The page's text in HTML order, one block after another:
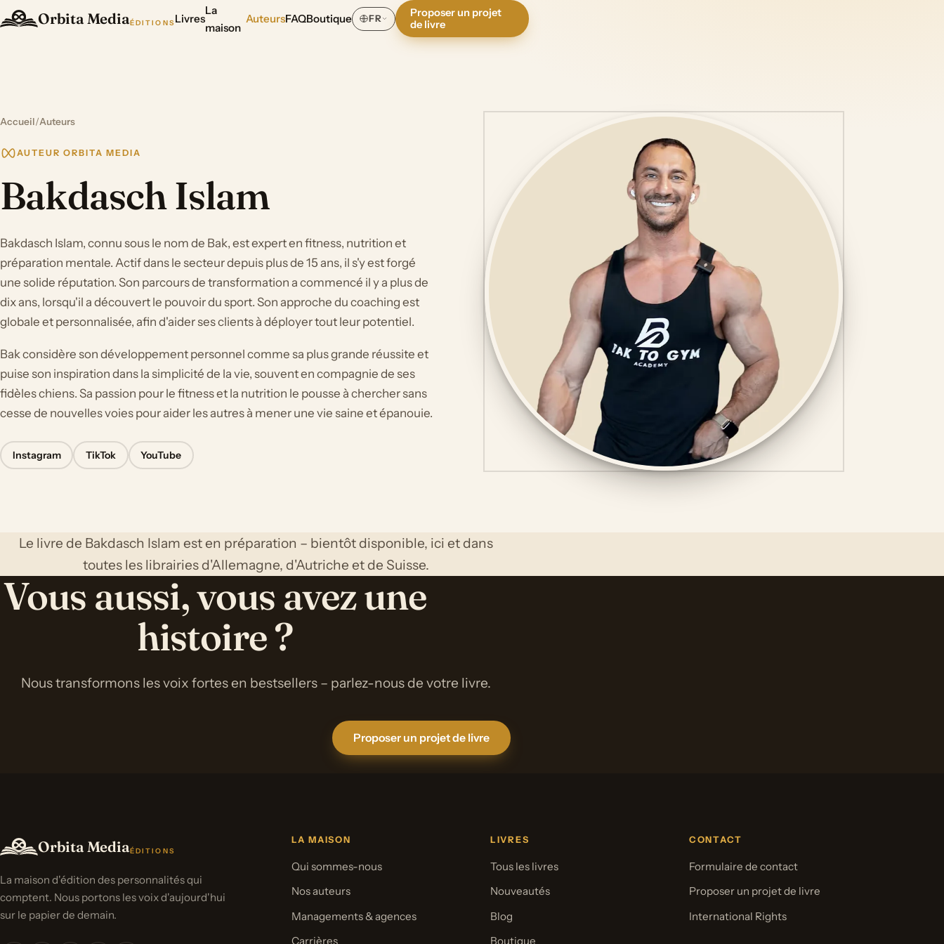
Orbita MediaÉDITIONS Livres
La
maison
AuteursFAQBoutique FR
Proposer un projet
de livre
Accueil/Auteurs
AUTEUR ORBITA MEDIA
Bakdasch Islam
Bakdasch Islam, connu sous le nom de Bak, est expert en fitness, nutrition et
préparation mentale. Actif dans le secteur depuis plus de 15 ans, il s'y est forgé
une solide réputation. Son parcours de transformation a commencé il y a plus de
dix ans, lorsqu'il a découvert le pouvoir du sport. Son approche du coaching est
globale et personnalisée, afin d'aider ses clients à déployer tout leur potentiel.
Bak considère son développement personnel comme sa plus grande réussite et
puise son inspiration dans la simplicité de la vie, souvent en compagnie de ses
fidèles chiens. Sa passion pour le fitness et la nutrition le pousse à chercher sans
cesse de nouvelles voies pour aider les autres à mener une vie saine et épanouie.
Instagram TikTok YouTube
Le livre de Bakdasch Islam est en préparation – bientôt disponible, ici et dans
toutes les librairies d'Allemagne, d'Autriche et de Suisse.
Vous aussi, vous avez une
histoire ?
Nous transformons les voix fortes en bestsellers – parlez-nous de votre livre.
Proposer un projet de livre
Orbita MediaÉDITIONS
La maison d'édition des personnalités qui
comptent. Nous portons les voix d'aujourd'hui
sur le papier de demain.
LA MAISON
Qui sommes-nous
Nos auteurs
Managements & agences
Carrières
LIVRES
Tous les livres
Nouveautés
Blog
Boutique
CONTACT
Formulaire de contact
Proposer un projet de livre
International Rights